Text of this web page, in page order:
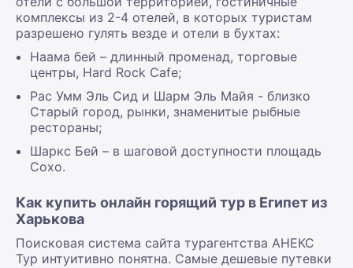
комплексы из 2-4 отелей, в которых туристам
разрешено гулять везде и отели в бухтах:
Наама бей – длинный променад, торговые
центры, Hard Rock Cafe;
Рас Умм Эль Сид и Шарм Эль Майя - близко
Старый город, рынки, знаменитые рыбные
рестораны;
Шаркс Бей – в шаговой доступности площадь
Сохо.
Как купить онлайн горящий тур в Египет из
Харькова
Поисковая система сайта турагентства АНЕКС
Тур интуитивно понятна. Самые дешевые путевки